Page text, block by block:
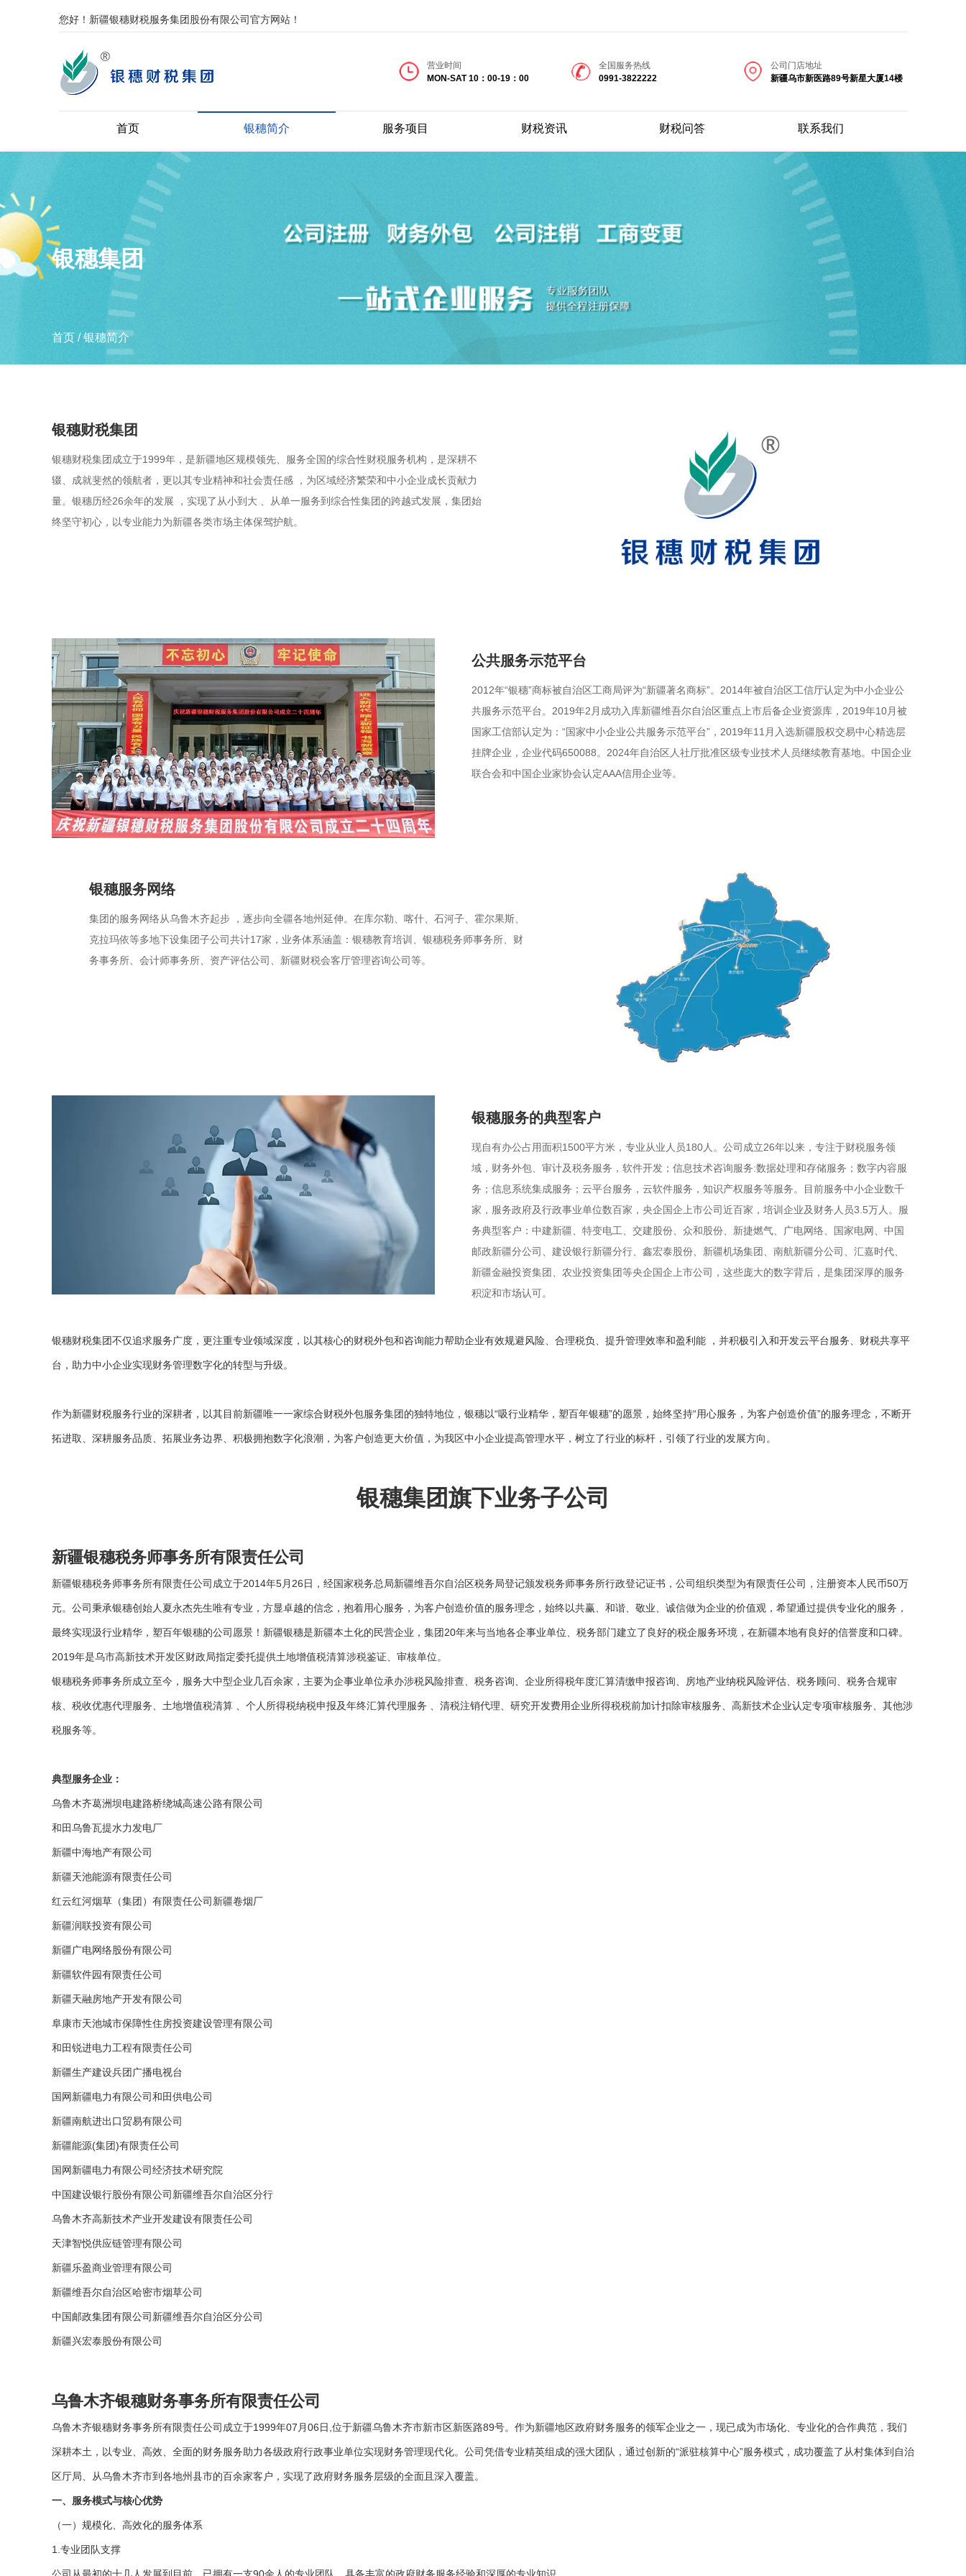
您好！新疆银穗财税服务集团股份有限公司官方网站！
营业时间
MON-SAT 10：00-19：00
全国服务热线
0991-3822222
公司门店地址
新疆乌市新医路89号新星大厦14楼
首页 银穗简介 服务项目 财税资讯 财税问答 联系我们
银穗集团
首页 /银穗简介
银穗财税集团
银穗财税集团成立于1999年，是新疆地区规模领先、服务全国的综合性财税服务机构，是深耕不
辍、成就斐然的领航者，更以其专业精神和社会责任感 ，为区域经济繁荣和中小企业成长贡献力
量。银穗历经26余年的发展 ，实现了从小到大 、从单一服务到综合性集团的跨越式发展，集团始
终坚守初心，以专业能力为新疆各类市场主体保驾护航。
公共服务示范平台
2012年“银穗”商标被自治区工商局评为“新疆著名商标”。2014年被自治区工信厅认定为中小企业公
共服务示范平台。2019年2月成功入库新疆维吾尔自治区重点上市后备企业资源库，2019年10月被
国家工信部认定为：“国家中小企业公共服务示范平台”，2019年11月入选新疆股权交易中心精选层
挂牌企业，企业代码650088。2024年自治区⼈社厅批准区级专业技术⼈员继续教育基地。中国企业
联合会和中国企业家协会认定AAA信⽤企业等。
银穗服务网络
集团的服务网络从乌鲁木齐起步 ，逐步向全疆各地州延伸。在库尔勒、喀什、石河子、霍尔果斯、
克拉玛依等多地下设集团子公司共计17家，业务体系涵盖：银穗教育培训、银穗税务师事务所、财
务事务所、会计师事务所、资产评估公司、新疆财税会客厅管理咨询公司等。
银穗服务的典型客户
现自有办公占用面积1500平方米，专业从业人员180人。公司成立26年以来，专注于财税服务领
域，财务外包、审计及税务服务，软件开发；信息技术咨询服务:数据处理和存储服务；数字内容服
务；信息系统集成服务；云平台服务，云软件服务，知识产权服务等服务。目前服务中小企业数千
家，服务政府及行政事业单位数百家，央企国企上市公司近百家，培训企业及财务人员3.5万人。服
务典型客户：中建新疆、特变电工、交建股份、众和股份、新捷燃气、广电网络、国家电网、中国
邮政新疆分公司、建设银行新疆分行、鑫宏泰股份、新疆机场集团、南航新疆分公司、汇嘉时代、
新疆金融投资集团、农业投资集团等央企国企上市公司，这些庞大的数字背后，是集团深厚的服务
积淀和市场认可。
银穗财税集团不仅追求服务广度，更注重专业领域深度，以其核心的财税外包和咨询能力帮助企业有效规避风险、合理税负、提升管理效率和盈利能 ，并积极引入和开发云平台服务、财税共享平
台，助力中小企业实现财务管理数字化的转型与升级。
作为新疆财税服务行业的深耕者，以其目前新疆唯一一家综合财税外包服务集团的独特地位，银穗以“吸行业精华，塑百年银穗”的愿景，始终坚持“用心服务，为客户创造价值”的服务理念，不断开
拓进取、深耕服务品质、拓展业务边界、积极拥抱数字化浪潮，为客户创造更大价值，为我区中小企业提高管理水平，树立了行业的标杆，引领了行业的发展方向。
银穗集团旗下业务子公司
新疆银穗税务师事务所有限责任公司
新疆银穗税务师事务所有限责任公司成立于2014年5月26日，经国家税务总局新疆维吾尔自治区税务局登记颁发税务师事务所行政登记证书，公司组织类型为有限责任公司，注册资本人民币50万
元。公司秉承银穗创始人夏永杰先生唯有专业，方显卓越的信念，抱着用心服务，为客户创造价值的服务理念，始终以共赢、和谐、敬业、诚信做为企业的价值观，希望通过提供专业化的服务，
最终实现汲行业精华，塑百年银穗的公司愿景！新疆银穗是新疆本土化的民营企业，集团20年来与当地各企事业单位、税务部门建立了良好的税企服务环境，在新疆本地有良好的信誉度和口碑。
2019年是乌市高新技术开发区财政局指定委托提供土地增值税清算涉税鉴证、审核单位。
银穗税务师事务所成立至今，服务大中型企业几百余家，主要为企事业单位承办涉税风险排查、税务咨询、企业所得税年度汇算清缴申报咨询、房地产业纳税风险评估、税务顾问、税务合规审
核、税收优惠代理服务、土地增值税清算 、个人所得税纳税申报及年终汇算代理服务 、清税注销代理、研究开发费用企业所得税税前加计扣除审核服务、高新技术企业认定专项审核服务、其他涉
税服务等。
典型服务企业：
乌鲁木齐葛洲坝电建路桥绕城高速公路有限公司
和田乌鲁瓦提水力发电厂
新疆中海地产有限公司
新疆天池能源有限责任公司
红云红河烟草（集团）有限责任公司新疆卷烟厂
新疆润联投资有限公司
新疆广电网络股份有限公司
新疆软件园有限责任公司
新疆天融房地产开发有限公司
阜康市天池城市保障性住房投资建设管理有限公司
和田锐进电力工程有限责任公司
新疆生产建设兵团广播电视台
国网新疆电力有限公司和田供电公司
新疆南航进出口贸易有限公司
新疆能源(集团)有限责任公司
国网新疆电力有限公司经济技术研究院
中国建设银行股份有限公司新疆维吾尔自治区分行
乌鲁木齐高新技术产业开发建设有限责任公司
天津智悦供应链管理有限公司
新疆乐盈商业管理有限公司
新疆维吾尔自治区哈密市烟草公司
中国邮政集团有限公司新疆维吾尔自治区分公司
新疆兴宏泰股份有限公司
乌鲁木齐银穗财务事务所有限责任公司
乌鲁木齐银穗财务事务所有限责任公司成立于1999年07月06日,位于新疆乌鲁木齐市新市区新医路89号。作为新疆地区政府财务服务的领军企业之一，现已成为市场化、专业化的合作典范，我们
深耕本土，以专业、高效、全面的财务服务助力各级政府行政事业单位实现财务管理现代化。公司凭借专业精英组成的强大团队，通过创新的“派驻核算中心”服务模式，成功覆盖了从村集体到自治
区厅局、从乌鲁木齐市到各地州县市的百余家客户，实现了政府财务服务层级的全面且深入覆盖。
一、服务模式与核心优势
（一）规模化、高效化的服务体系
1.专业团队支撑
公司从最初的十几人发展到目前，已拥有一支90余人的专业团队，具备丰富的政府财务服务经验和深厚的专业知识。